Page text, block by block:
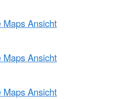
Maps Ansicht
Maps Ansicht
Maps Ansicht